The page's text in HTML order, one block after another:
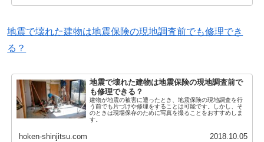
地震で壊れた建物は地震保険の現地調査前でも修理でき
る？
地震で壊れた建物は地震保険の現地調査前で
も修理できる？
建物が地震の被害に遭ったとき、地震保険の現地調査を行
う前でも片づけや修理をすることは可能です。しかし、そ
のときは現場保存のために写真を撮ることをおすすめしま
す。
hoken-shinjitsu.com 2018.10.05